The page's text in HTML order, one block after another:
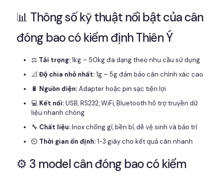
📊 Thông số kỹ thuật nổi bật của cân
đóng bao có kiểm định Thiên Ý
⚖️ Tải trọng:1kg – 50kg đa dạng theo nhu cầu sử dụng
📐 Độ chia nhỏ nhất:1g – 5g đảm bảo cân chính xác cao
🔋 Nguồn điện:Adapter hoặc pin sạc tiện lợi
💻 Kết nối:USB, RS232, WiFi, Bluetooth hỗ trợ truyền dữ
liệu nhanh chóng
🔧 Chất liệu:Inox chống gỉ, bền bỉ, dễ vệ sinh và bảo trì
⏲️ Thời gian ổn định:1-3 giây cho kết quả cân nhanh
⚙️ 3 model cân đóng bao có kiểm